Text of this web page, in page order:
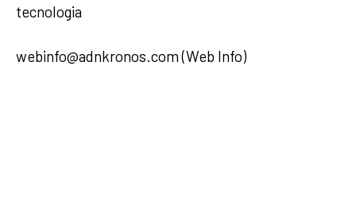
tecnologia
webinfo@adnkronos.com (Web Info)